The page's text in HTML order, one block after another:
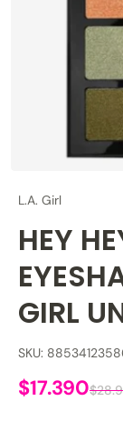
L.A. Girl
HEY
GIRL
SKU:
$17.390